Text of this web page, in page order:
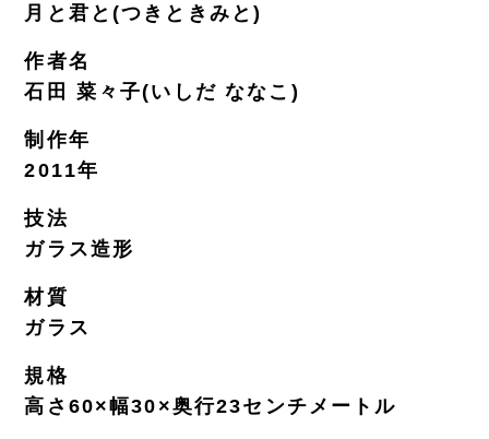
月と君と(つきときみと)
作者名
石田 菜々子(いしだ ななこ)
制作年
2011年
技法
ガラス造形
材質
ガラス
規格
高さ60×幅30×奥行23センチメートル